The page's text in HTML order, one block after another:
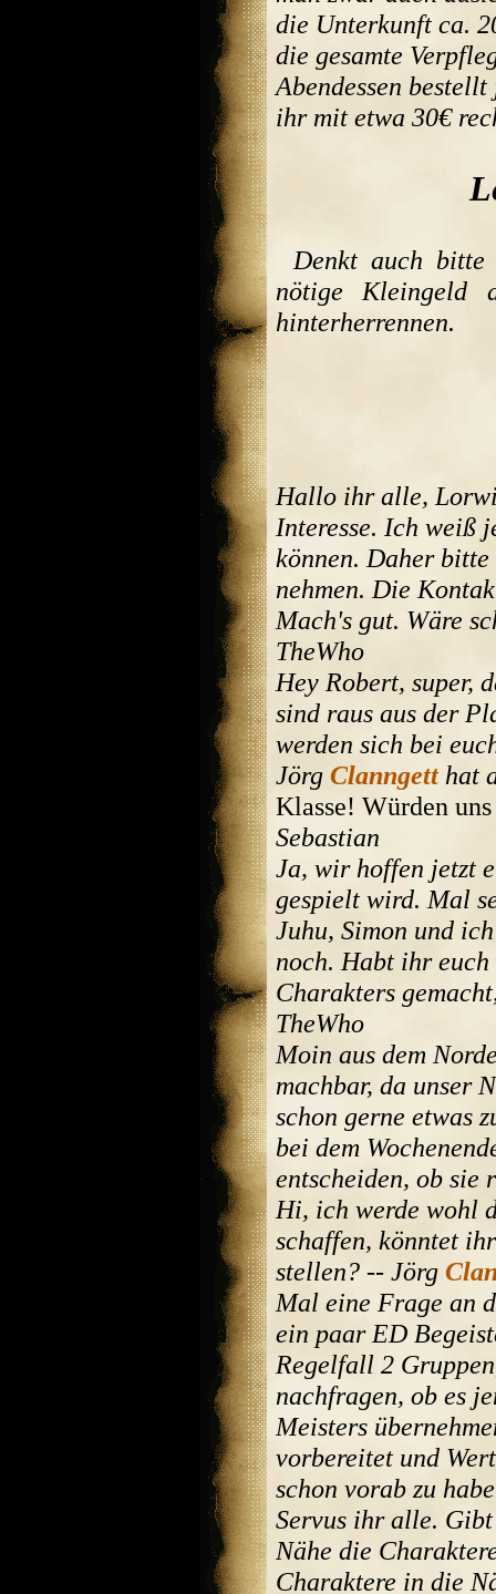
die Unterkunft ca.
die gesamte
Abendessen
ihr mit etwa 30€
Denkt auch
nötige Kleingeld
hinterherrennen.
Hallo ihr alle,
Interesse. Ich weiß
können. Daher
nehmen. Die
Mach's gut. Wäre
TheWho
Hey Robert, super,
sind raus aus der
werden sich bei
Jörg Clanngetthat
Klasse! Würden
Sebastian
Ja, wir hoffen jetzt
gespielt wird. Mal
Juhu, Simon und
noch. Habt ihr euch
Charakters
TheWho
Moin aus dem
machbar, da unser
schon gerne etwas
bei dem
entscheiden, ob sie
Hi, ich werde wohl
schaffen, könntet
stellen? -- Jörg
Mal eine Frage an
ein paar ED
Regelfall 2
nachfragen, ob es
Meisters
vorbereitet und
schon vorab zu
Servus ihr alle. Gibt
Nähe die
Charaktere in die